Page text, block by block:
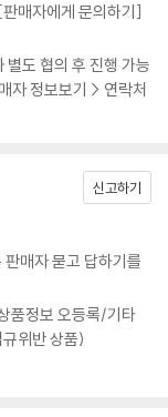
매자에게 문의하기]
도 협의 후 진행 가능
자 정보보기 > 연락처
신고하기
매자 묻고 답하기를
품정보 오등록/기타
위반 상품)